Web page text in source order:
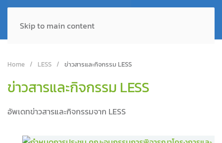
Skip to main content
Home LESS ข่าวสารและกิจกรรม LESS
ข่าวสารและกิจกรรม LESS
อัพเดทข่าวสารและกิจกรรมจาก LESS